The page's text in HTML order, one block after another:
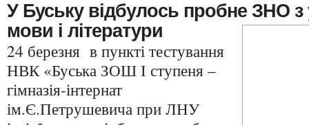
У Буську відбулось пробне ЗНО з
мови і літератури
24 березня в пункті тестування
НВК «Буська ЗОШ І ступеня –
гімназія-інтернат
ім.Є.Петрушевича при ЛНУ